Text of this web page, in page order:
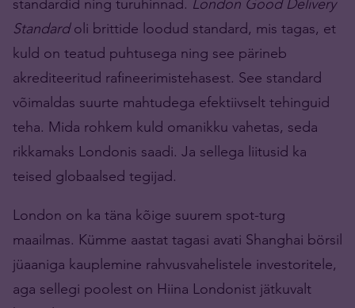
Standardoli brittide loodud standard, mis tagas, et
kuld on teatud puhtusega ning see pärineb
akrediteeritud rafineerimistehasest. See standard
võimaldas suurte mahtudega efektiivselt tehinguid
teha. Mida rohkem kuld omanikku vahetas, seda
rikkamaks Londonis saadi. Ja sellega liitusid ka
teised globaalsed tegijad.
London on ka täna kõige suurem spot-turg
maailmas. Kümme aastat tagasi avati Shanghai börsil
jüaaniga kauplemine rahvusvahelistele investoritele,
aga sellegi poolest on Hiina Londonist jätkuvalt